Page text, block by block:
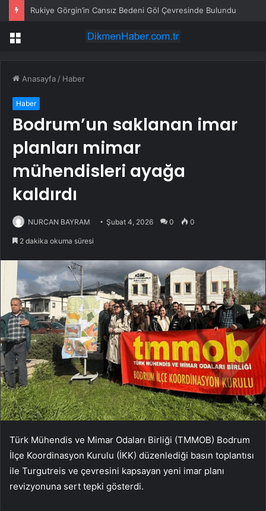
Rukiye Görgin’in Cansız Bedeni Göl Çevresinde Bulundu
Menü
Anasayfa / Haber
Haber
Bodrum’un saklanan imar
planları mimar
mühendisleri ayağa
kaldırdı
NURCAN BAYRAM Şubat 4, 2026 0 0
2 dakika okuma süresi
Türk Mühendis ve Mimar Odaları Birliği (TMMOB) Bodrum
İlçe Koordinasyon Kurulu (İKK) düzenlediği basın toplantısı
ile Turgutreis ve çevresini kapsayan yeni imar planı
revizyonuna sert tepki gösterdi.